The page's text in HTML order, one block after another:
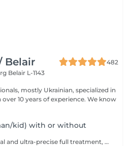
Belair
482
Belair L-1143
mostly Ukrainian, specialized in
years of experience. We know
kid) with or without
Premium, highly technical and ultra-precise full treatment, performed mainly with an e-file to achieve a perfectly clean nail contour and apply the polish as close as possible, even slightly under the cuticle. This technique helps visually delay the regrowth by around 10 days. Visual result: -Extremely well-groomed nails, clean contours, flawless shape -Instagram / photo studio effect: neat, precise, with no visible dry skin Service content: -Removal of old semi-permanent and/or gel polish (if needed, please book accordingly this option via this screen) -Very meticulous preparation of the nail plate -Removal of dead skin -Shape and file nails -Gentle cuticle care -Application of a transparent simple polish (if desired) OR application of your own simple polish to bring with you (if needed, please book accordingly this option via this screen) -Application of cuticle oil and hand cream